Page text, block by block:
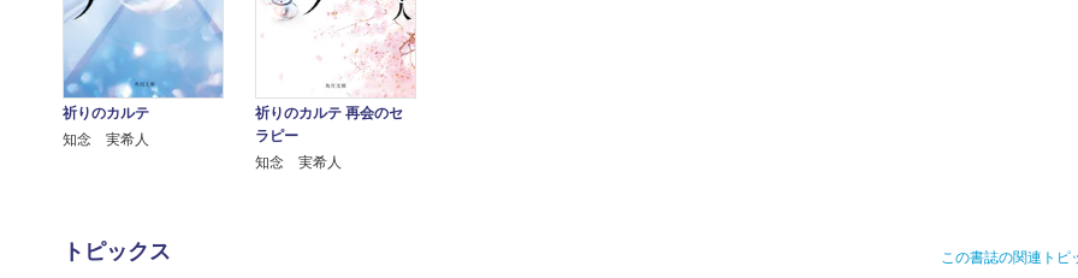
祈りのカルテ
知念 実希人
祈りのカルテ 再会のセ
ラピー
知念 実希人
トピックス この書誌の関連トピ